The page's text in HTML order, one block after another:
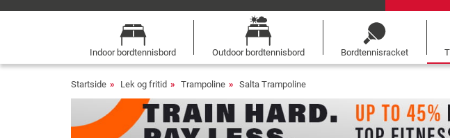
Indoor bordtennisbord Outdoor bordtennisbord Bordtennisracket
Startside Lek og fritid Trampoline Salta Trampoline